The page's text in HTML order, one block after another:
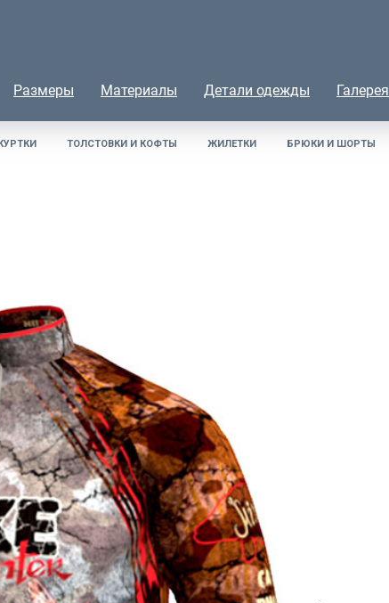
Размеры Материалы Детали одежды Галерея
ТОЛСТОВКИ И КОФТЫ ЖИЛЕТКИ БРЮКИ И ШОРТЫ